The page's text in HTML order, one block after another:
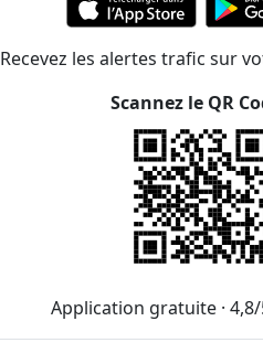
Recevez les alertes trafic sur
Scannez le QR
Application gratuite ·